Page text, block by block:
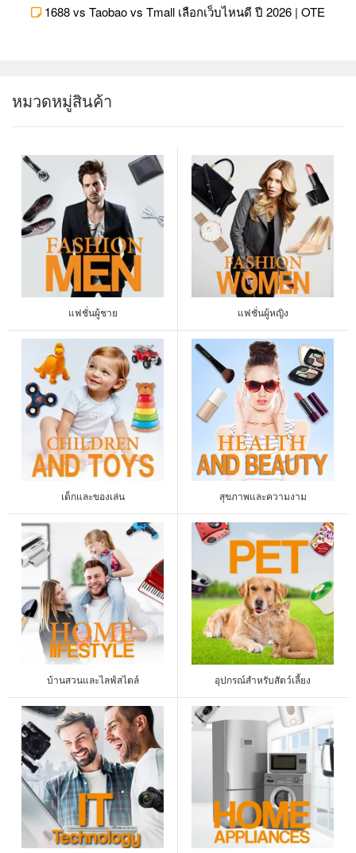
1688 vs Taobao vs Tmall เลือกเว็บไหนดี ปี 2026 | OTE
หมวดหมู่สินค้า
แฟชั่นผู้ชาย แฟชั่นผู้หญิง
เด็กและของเล่น สุขภาพและความงาม
บ้านสวนและไลฟ์สไตล์ อุปกรณ์สำหรับสัตว์เลี้ยง